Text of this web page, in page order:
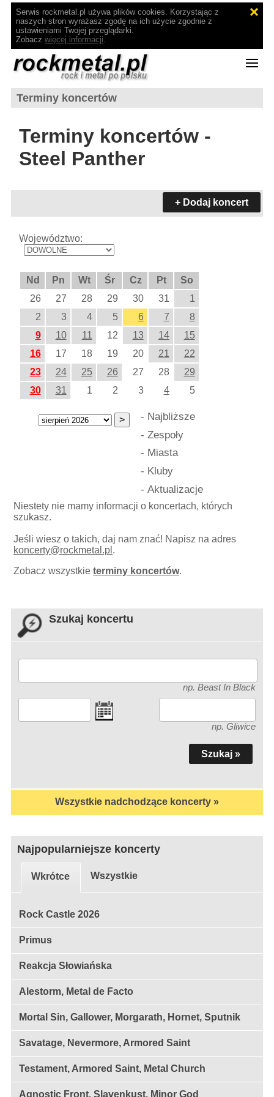
Serwis rockmetal.pl używa plików cookies. Korzystając z
naszych stron wyrażasz zgodę na ich użycie zgodnie z
ustawieniami Twojej przeglądarki.
Zobacz więcej informacji.
Terminy koncertów
Terminy koncertów -
Steel Panther
+ Dodaj koncert
Województwo:
Nd Pn Wt Śr Cz Pt
So
26
27 28 29 30 31
1
2
3 4 5 6 7
8
9
10 11 12 13 14
15
16
17 18 19 20 21
22
23
24 25 26 27 28
29
30
31 1 2 3 4 5
- Najbliższe
- Zespoły
- Miasta
- Kluby
- Aktualizacje
Niestety nie mamy informacji o koncertach, których
szukasz.
Jeśli wiesz o takich, daj nam znać! Napisz na adres
koncerty@rockmetal.pl .
Zobacz wszystkieterminy koncertów.
Szukaj koncertu
np. Beast In Black
np. Gliwice
Wszystkie nadchodzące koncerty »
Najpopularniejsze koncerty
Wkrótce Wszystkie
Rock Castle 2026
Primus
Reakcja Słowiańska
Alestorm, Metal de Facto
Mortal Sin, Gallower, Morgarath, Hornet, Sputnik
Savatage, Nevermore, Armored Saint
Testament, Armored Saint, Metal Church
Agnostic Front, Slavenkust, Minor God